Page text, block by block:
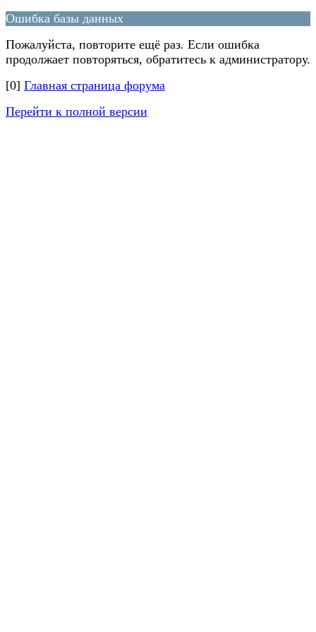
Ошибка базы данных
Пожалуйста, повторите ещё раз. Если ошибка
продолжает повторяться, обратитесь к администратору.
[0] Главная страница форума
Перейти к полной версии